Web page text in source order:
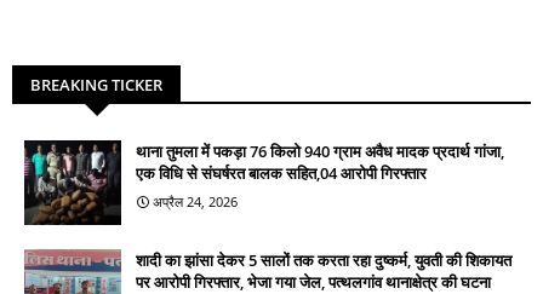
BREAKING TICKER
थाना तुमला में पकड़ा 76 किलो 940 ग्राम अवैध मादक प्रदार्थ गांजा,
एक विधि से संघर्षरत बालक सहित,04 आरोपी गिरफ्तार
अप्रैल 24, 2026
शादी का झांसा देकर 5 सालों तक करता रहा दुष्कर्म, युवती की शिकायत
पर आरोपी गिरफ्तार, भेजा गया जेल, पत्थलगांव थानाक्षेत्र की घटना